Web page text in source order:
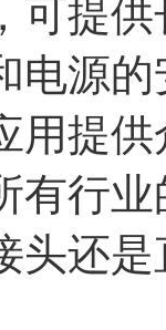
可提
电源
用提
有行
头还